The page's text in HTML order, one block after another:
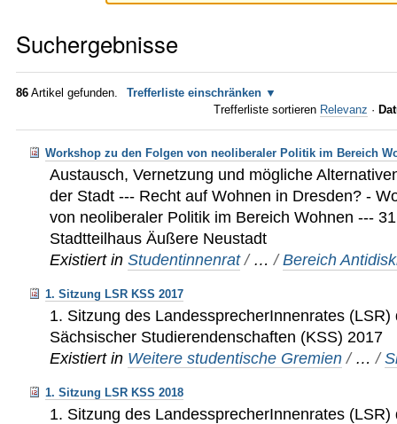
Suchergebnisse
86 Artikel gefunden.
Trefferliste einschränken
Trefferliste sortieren Relevanz ·
Workshop zu den Folgen von neoliberaler Politik im Bereich
Austausch, Vernetzung und mögliche
der Stadt --- Recht auf Wohnen in Dresden? -
von neoliberaler Politik im Bereich Wohnen ---
Stadtteilhaus Äußere Neustadt
Existiert in Studentinnenrat / …/Bereich
1. Sitzung LSR KSS 2017
1. Sitzung des LandessprecherInnenrates (LSR)
Sächsischer Studierendenschaften (KSS) 2017
Existiert in Weitere studentische Gremien / …/
1. Sitzung LSR KSS 2018
1. Sitzung des LandessprecherInnenrates (LSR)